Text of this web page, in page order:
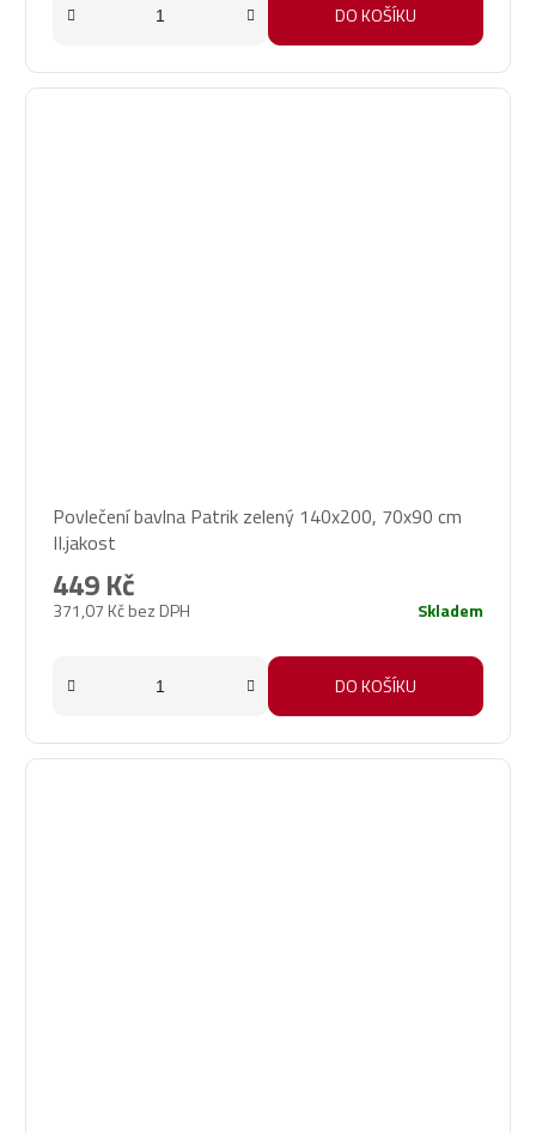
DO KOŠÍKU
hodnocení
produktu
je
5,0
hvězdiček.
Povlečení bavlna Patrik zelený 140x200, 70x90 cm
II.jakost
371,07 Kč bez DPH
449 Kč
Skladem
DO KOŠÍKU